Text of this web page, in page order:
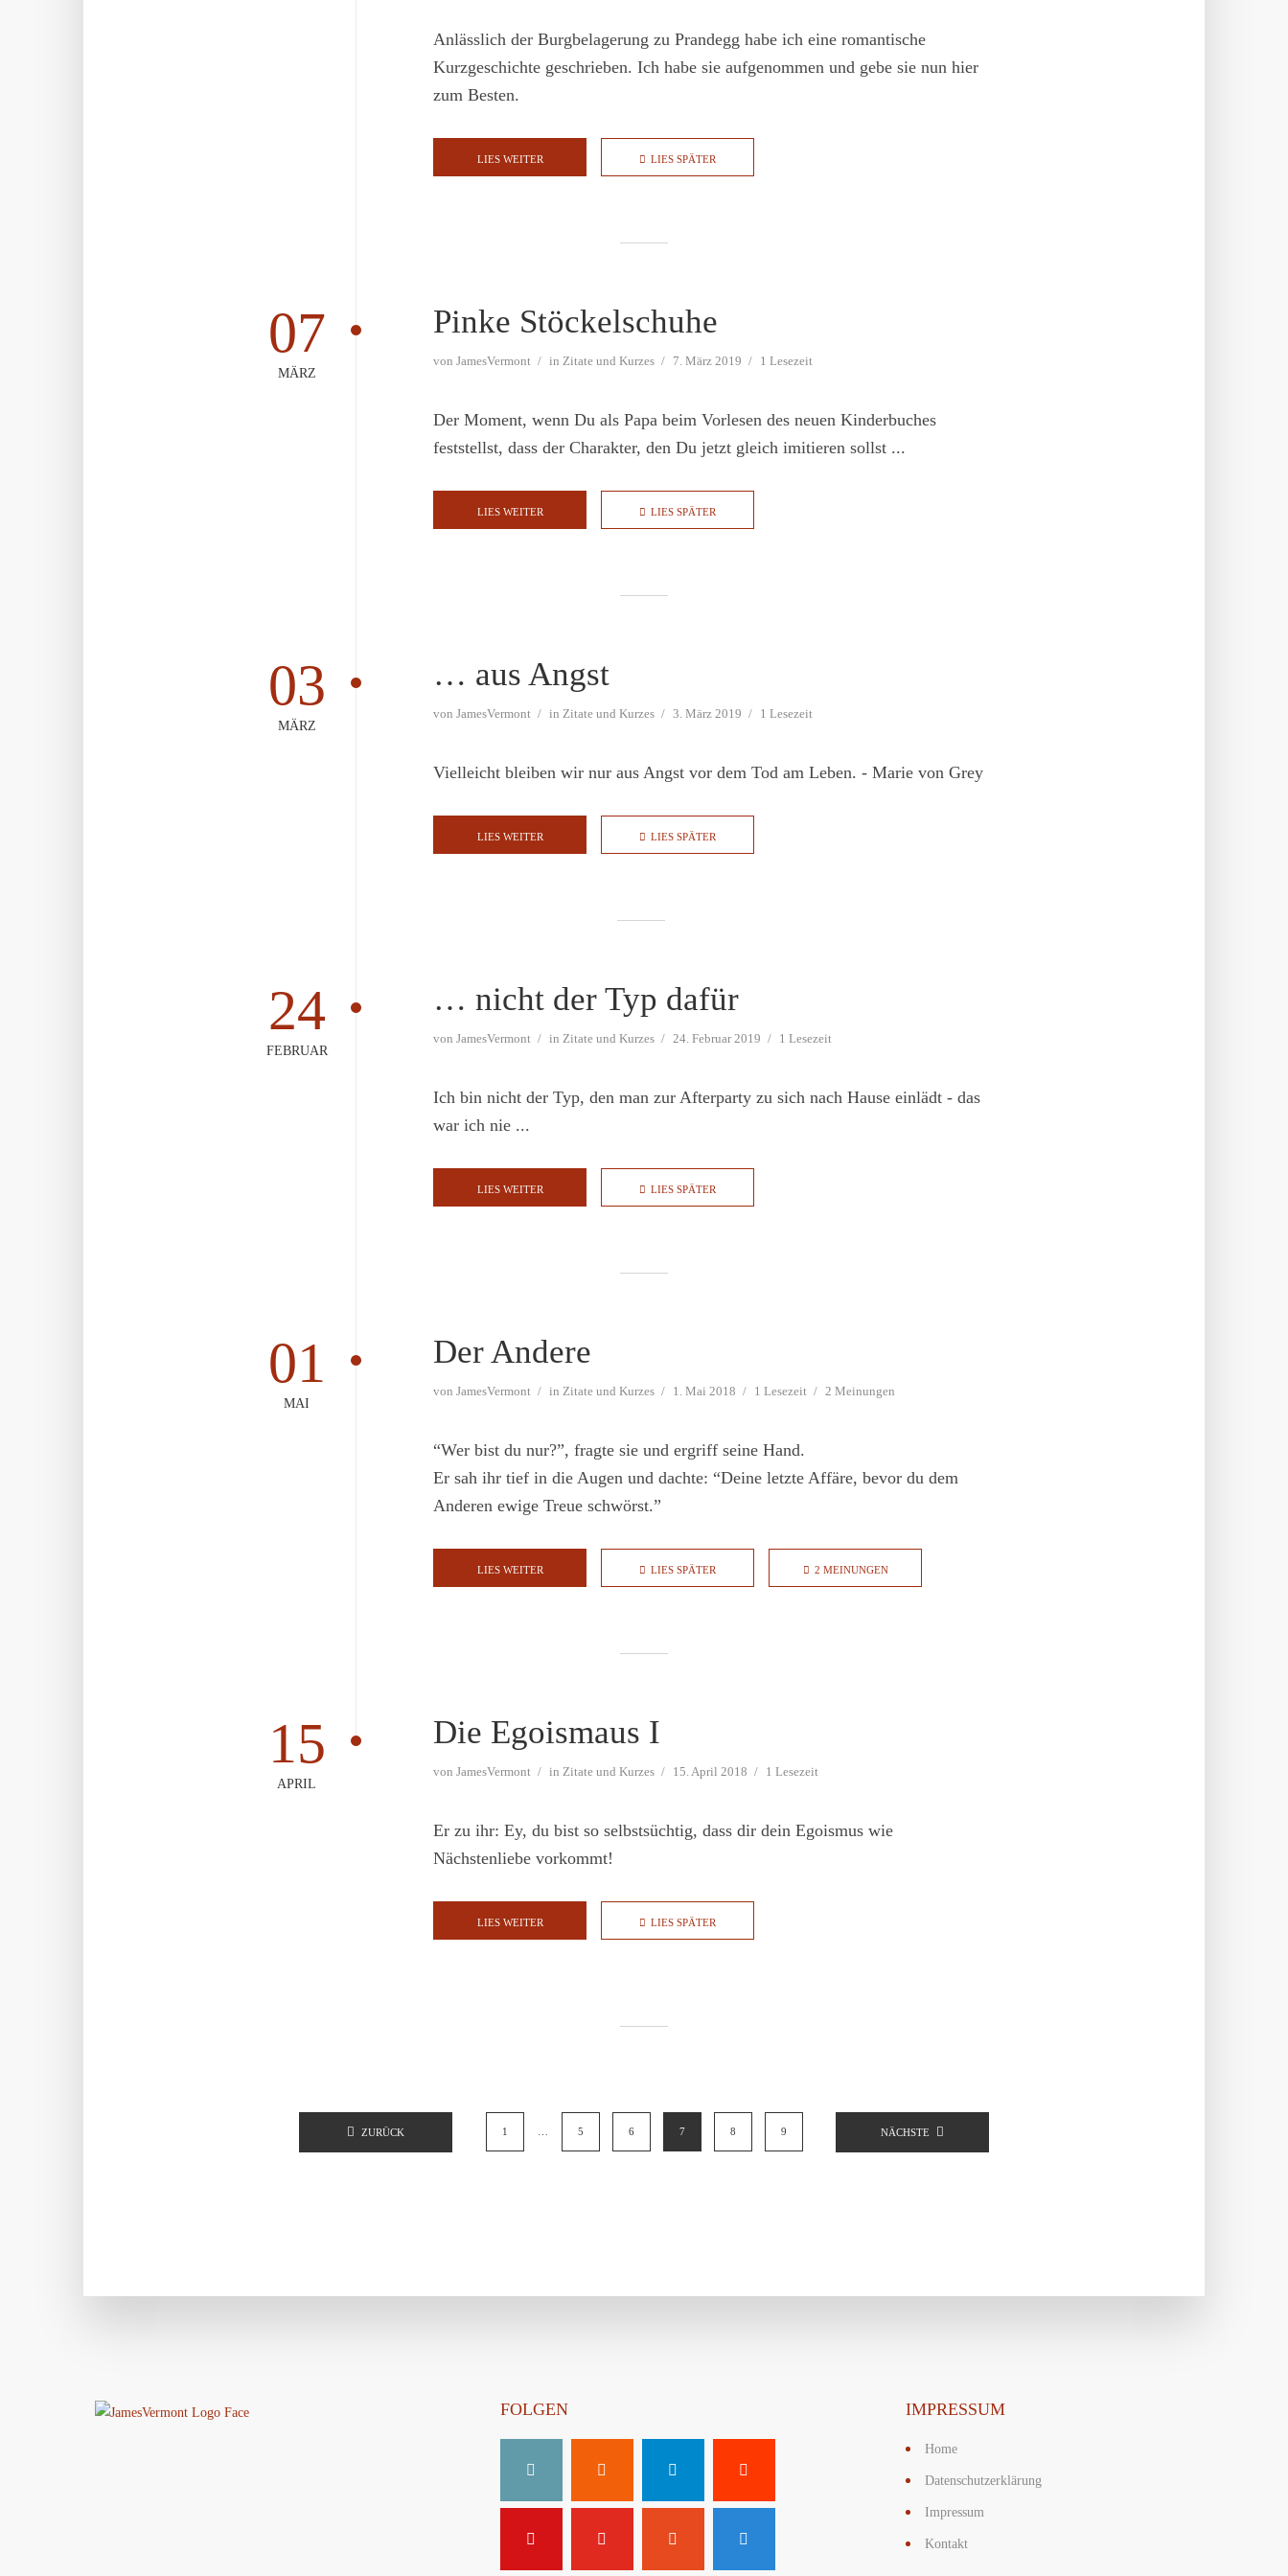
Anlässlich der Burgbelagerung zu Prandegg habe ich eine romantische
Kurzgeschichte geschrieben. Ich habe sie aufgenommen und gebe sie nun hier
zum Besten.
LIES WEITER LIES SPÄTER
Pinke Stöckelschuhe
von JamesVermont in Zitate und Kurzes 7. März 2019 1 Lesezeit
07
MÄRZ
Der Moment, wenn Du als Papa beim Vorlesen des neuen Kinderbuches
feststellst, dass der Charakter, den Du jetzt gleich imitieren sollst ...
LIES WEITER LIES SPÄTER
… aus Angst
von JamesVermont in Zitate und Kurzes 3. März 2019 1 Lesezeit
03
MÄRZ
Vielleicht bleiben wir nur aus Angst vor dem Tod am Leben. - Marie von Grey
LIES WEITER LIES SPÄTER
… nicht der Typ dafür
von JamesVermont in Zitate und Kurzes 24. Februar 2019 1 Lesezeit
24
FEBRUAR
Ich bin nicht der Typ, den man zur Afterparty zu sich nach Hause einlädt - das
war ich nie ...
LIES WEITER LIES SPÄTER
Der Andere
von JamesVermont in Zitate und Kurzes 1. Mai 2018 1 Lesezeit 2 Meinungen
01
MAI
“Wer bist du nur?”, fragte sie und ergriff seine Hand.
Er sah ihr tief in die Augen und dachte: “Deine letzte Affäre, bevor du dem
Anderen ewige Treue schwörst.”
LIES WEITER LIES SPÄTER 2 MEINUNGEN
Die Egoismaus I
von JamesVermont in Zitate und Kurzes 15. April 2018 1 Lesezeit
15
APRIL
Er zu ihr: Ey, du bist so selbstsüchtig, dass dir dein Egoismus wie
Nächstenliebe vorkommt!
LIES WEITER LIES SPÄTER
Seitennummerierung
ZURÜCK 1 5 6 7 8 9 NÄCHSTE
FOLGEN IMPRESSUM
Home
Datenschutzerklärung
Impressum
Kontakt